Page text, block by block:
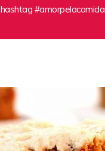
hashtag #amorpelacomida